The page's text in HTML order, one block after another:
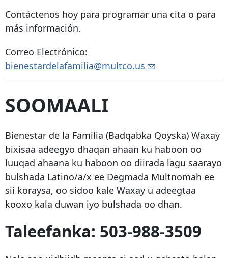
Contáctenos hoy para programar una cita o para
más información.
Correo Electrónico:
bienestardelafamilia@multco.us
SOOMAALI
Bienestar de la Familia (Badqabka Qoyska) Waxay
bixisaa adeegyo dhaqan ahaan ku haboon oo
luuqad ahaana ku haboon oo diirada lagu saarayo
bulshada Latino/a/x ee Degmada Multnomah ee
sii koraysa, oo sidoo kale Waxay u adeegtaa
kooxo kala duwan iyo bulshada oo dhan.
Taleefanka: 503-988-3509